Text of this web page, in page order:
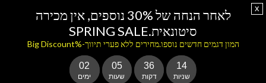
לאחר הנחה של 30% נוספים, אין מכירה
סיטונאית.SPRING SALE
המון דגמים חדשים נוספו.מחירים ללא פערי תיווך-%Big Discount
02
ימים
05
שעות
36
דקות
14
שניות
x